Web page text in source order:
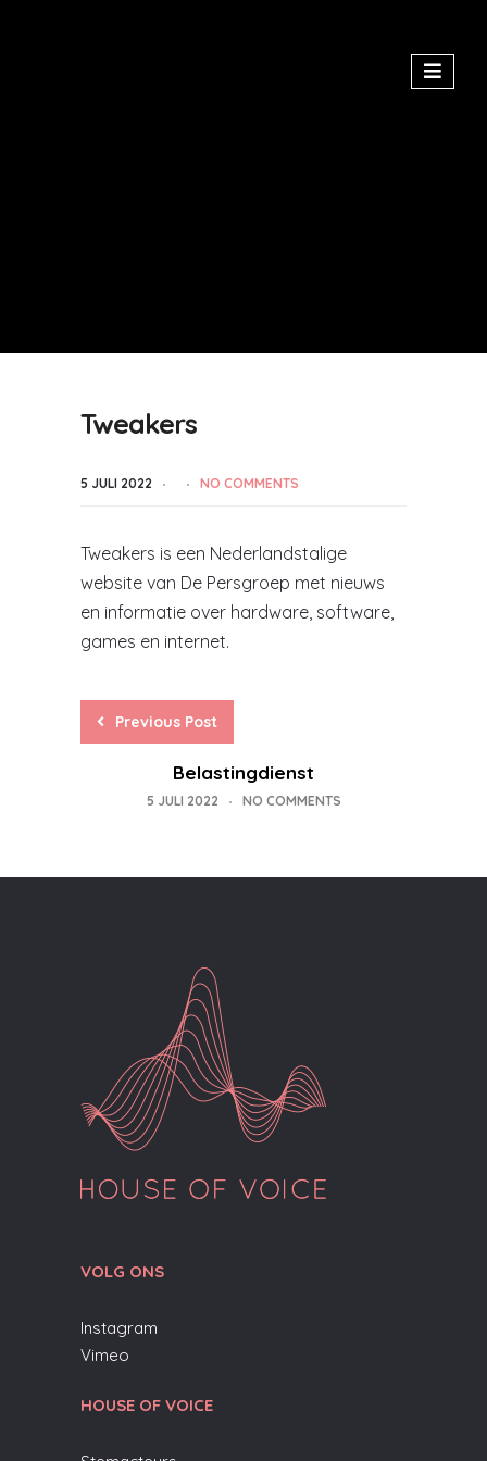
Tweakers
5 JULI 2022 NO COMMENTS
Tweakers is een Nederlandstalige
website van De Persgroep met nieuws
en informatie over hardware, software,
games en internet.
Previous Post
Belastingdienst
5 JULI 2022 NO COMMENTS
VOLG ONS
Instagram
Vimeo
HOUSE OF VOICE